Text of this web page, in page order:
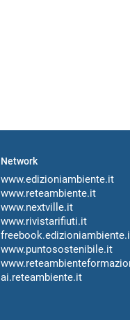
Network
www.edizioniambiente.it
www.reteambiente.it
www.nextville.it
www.rivistarifiuti.it
www.puntosostenibile.it
ai.reteambiente.it